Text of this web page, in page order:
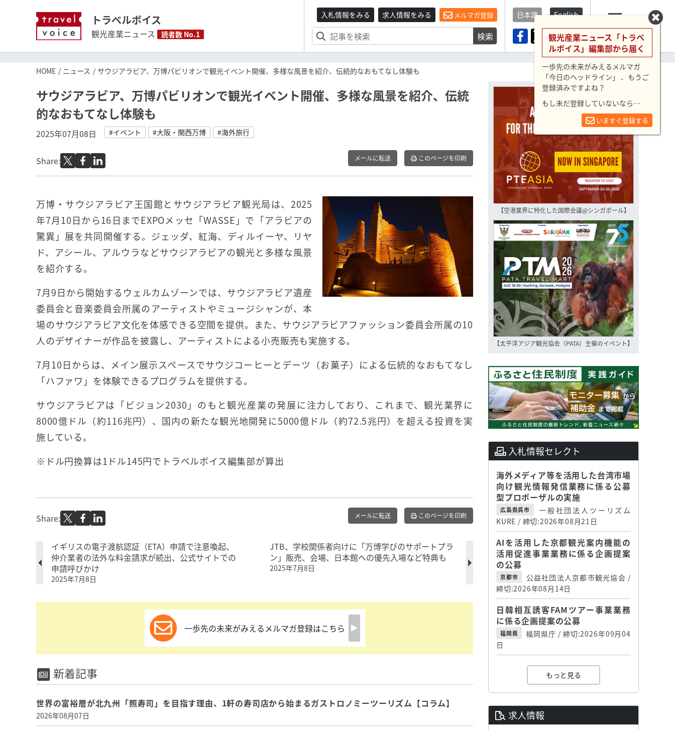
トラベルボイス
観光産業ニュース 読者数 No.1
入札情報をみる 求人情報をみる メルマガ登録
検索
日本語 English
メニュー
HOME ニュース サウジアラビア、万博パビリオンで観光イベント開催、多様な風景を紹介、伝統的なおもてなし体験も
サウジアラビア、万博パビリオンで観光イベント開催、多様な風景を紹介、伝統
的なおもてなし体験も
2025年07月08日 #イベント #大阪・関西万博 #海外旅行
Share: メールに転送 このページを印刷
万博・サウジアラビア王国館とサウジアラビア観光局は、2025
年7月10日から16日までEXPOメッセ「WASSE」で「アラビアの
驚異」展を共同開催する。ジェッダ、紅海、ディルイーヤ、リヤ
ド、アシール、アルウラなどサウジアラビアの観光と多様な風景
を紹介する。
7月9日から開始するウェルカムゾーンでは、サウジアラビア遺産
委員会と音楽委員会所属のアーティストやミュージシャンが、本
場のサウジアラビア文化を体感できる空間を提供。また、サウジアラビアファッション委員会所属の10
人のデザイナーが作品を披露し、アーティストによる小売販売も実施する。
7月10日からは、メイン展示スペースでサウジコーヒーとデーツ（お菓子）による伝統的なおもてなし
「ハファワ」を体験できるプログラムを提供する。
サウジアラビアは「ビジョン2030」のもと観光産業の発展に注力しており、これまで、観光業界に
8000億ドル（約116兆円）、国内の新たな観光地開発に5000億ドル（約72.5兆円）を超える投資を実
施している。
※ドル円換算は1ドル145円でトラベルボイス編集部が算出
Share: メールに転送 このページを印刷
イギリスの電子渡航認証（ETA）申請で注意喚起、
仲介業者の法外な料金請求が続出、公式サイトでの
申請呼びかけ
2025年7月8日
JTB、学校関係者向けに「万博学びのサポートプラ
ン」販売、会場、日本館への優先入場など特典も
2025年7月8日
一歩先の未来がみえるメルマガ登録はこちら
新着記事
世界の富裕層が北九州「照寿司」を目指す理由、1軒の寿司店から始まるガストロノミーツーリズム【コラム】
2026年08月07日
【空港業界に特化した国際会議@シンガポール】
【太平洋アジア観光協会（PATA）主催のイベント】
入札情報セレクト
海外メディア等を活用した台湾市場
向け観光情報発信業務に係る公募
型プロポーザルの実施
広島県呉市
一般社団法人ツーリズム
KURE / 締切:2026年08月21日
AIを活用した京都観光案内機能の
活用促進事業業務に係る企画提案
の公募
京都市
公益社団法人京都市観光協会 /
締切:2026年08月14日
日韓相互誘客FAMツアー事業業務
に係る企画提案の公募
福岡県
福岡県庁 / 締切:2026年09月04
日
もっと見る
求人情報
観光産業ニュース「トラベ
ルボイス」編集部から届く
一歩先の未来がみえるメルマガ
「今日のヘッドライン」 、もうご
登録済みですよね？
もし未だ登録していないなら…
いますぐ登録する